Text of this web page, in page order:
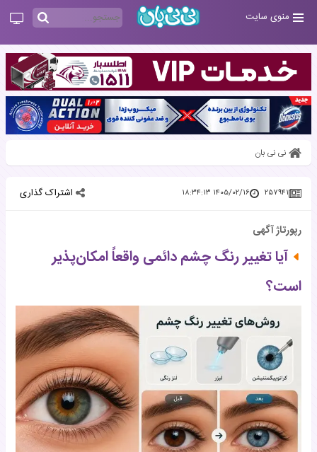
منوی سایت
نی نی بان
۲۵۷۹۴۱ ۱۴۰۵/۰۲/۱۶ ۱۸:۳۴:۱۳ اشتراک گذاری
رپورتاژ آگهی
آیا تغییر رنگ چشم دائمی واقعاً امکان‌پذیر
است؟